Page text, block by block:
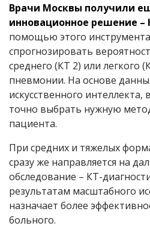
Врачи Москвы получили
инновационное решение –
помощью этого
спрогнозировать
среднего (КТ 2) или легкого
пневмонии. На основе
искусственного
точно выбрать нужную
пациента.
При средних и тяжелых
сразу же направляется на
обследование – КТ-
результатам масштабного
назначает более
больного.